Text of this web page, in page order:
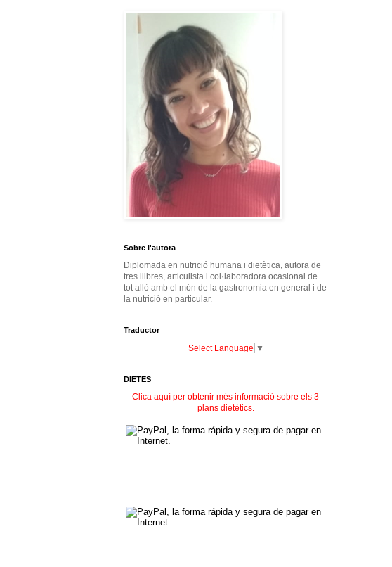
Sobre l'autora
Diplomada en nutrició humana i dietètica, autora de
tres llibres, articulista i col·laboradora ocasional de
tot allò amb el món de la gastronomia en general i de
la nutrició en particular.
Traductor
Select Language ▼
DIETES
Clica aquí per obtenir més informació sobre els 3
plans dietètics.